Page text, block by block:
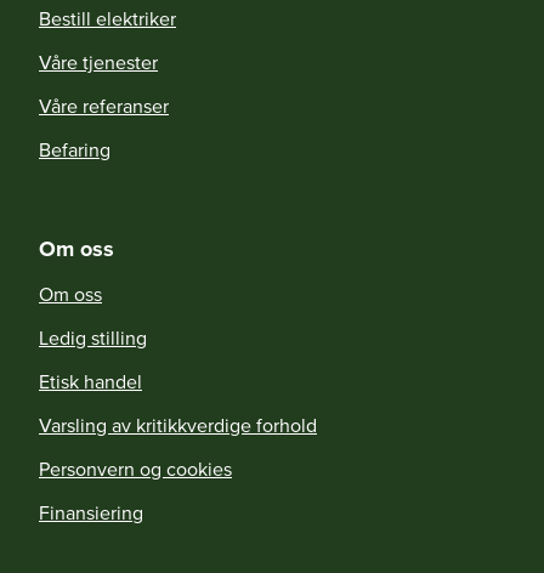
Bestill elektriker
Våre tjenester
Våre referanser
Befaring
Om oss
Om oss
Ledig stilling
Etisk handel
Varsling av kritikkverdige forhold
Personvern og cookies
Finansiering